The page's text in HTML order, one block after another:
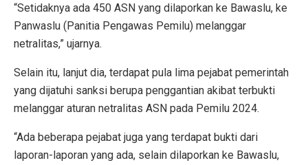
“Setidaknya ada 450 ASN yang dilaporkan ke Bawaslu, ke
Panwaslu (Panitia Pengawas Pemilu) melanggar
netralitas,” ujarnya.
Selain itu, lanjut dia, terdapat pula lima pejabat pemerintah
yang dijatuhi sanksi berupa penggantian akibat terbukti
melanggar aturan netralitas ASN pada Pemilu 2024.
“Ada beberapa pejabat juga yang terdapat bukti dari
laporan-laporan yang ada, selain dilaporkan ke Bawaslu,